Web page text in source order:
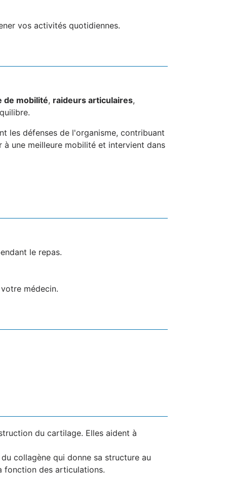
vos activités quotidiennes.
de mobilité, raideurs articulaires,
les défenses de l'organisme, contribuant
une meilleure mobilité et intervient dans
le repas.
médecin.
du cartilage. Elles aident à
collagène qui donne sa structure au
fonction des articulations.